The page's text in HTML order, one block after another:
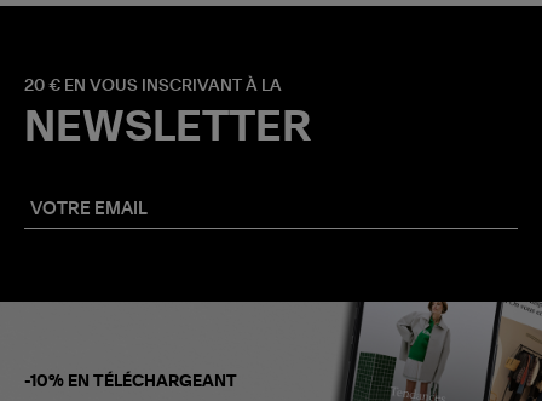
20 € EN VOUS INSCRIVANT À LA
NEWSLETTER
-10% EN TÉLÉCHARGEANT